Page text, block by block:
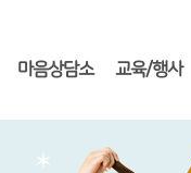
마음상담소 교육/행사